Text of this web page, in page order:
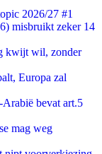
2026/27 #1
misbruikt zeker 14
kwijt wil, zonder
Europa zal
bevat art.5
mag weg